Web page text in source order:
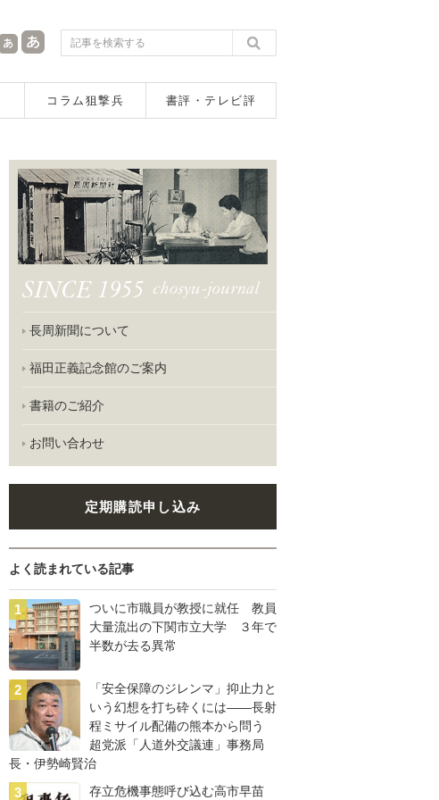
コラム狙撃兵 書評・テレビ評
長周新聞について
福田正義記念館のご案内
書籍のご紹介
お問い合わせ
定期購読申し込み
よく読まれている記事
ついに市職員が教授に就任 教員
大量流出の下関市立大学 ３年で
半数が去る異常
「安全保障のジレンマ」抑止力と
いう幻想を打ち砕くには――長射
程ミサイル配備の熊本から問う
超党派「人道外交議連」事務局
長・伊勢崎賢治
存立危機事態呼び込む高市早苗